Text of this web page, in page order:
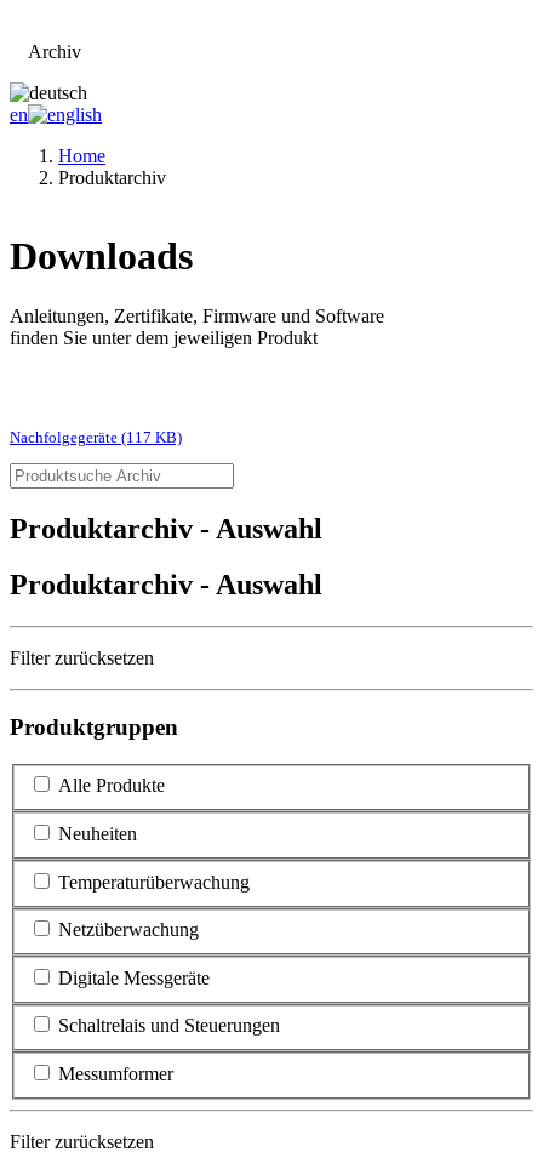
Archiv
en
Home
Produktarchiv
Downloads
Anleitungen, Zertifikate, Firmware und Software
finden Sie unter dem jeweiligen Produkt
Nachfolgegeräte (117 KB)
Produktarchiv - Auswahl
Produktarchiv - Auswahl
Filter zurücksetzen
Produktgruppen
Alle Produkte
Neuheiten
Temperaturüberwachung
Netzüberwachung
Digitale Messgeräte
Schaltrelais und Steuerungen
Messumformer
Filter zurücksetzen